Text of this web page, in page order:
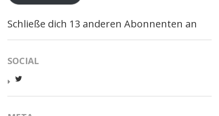
Schließe dich 13 anderen Abonnenten an
SOCIAL
worldcatred